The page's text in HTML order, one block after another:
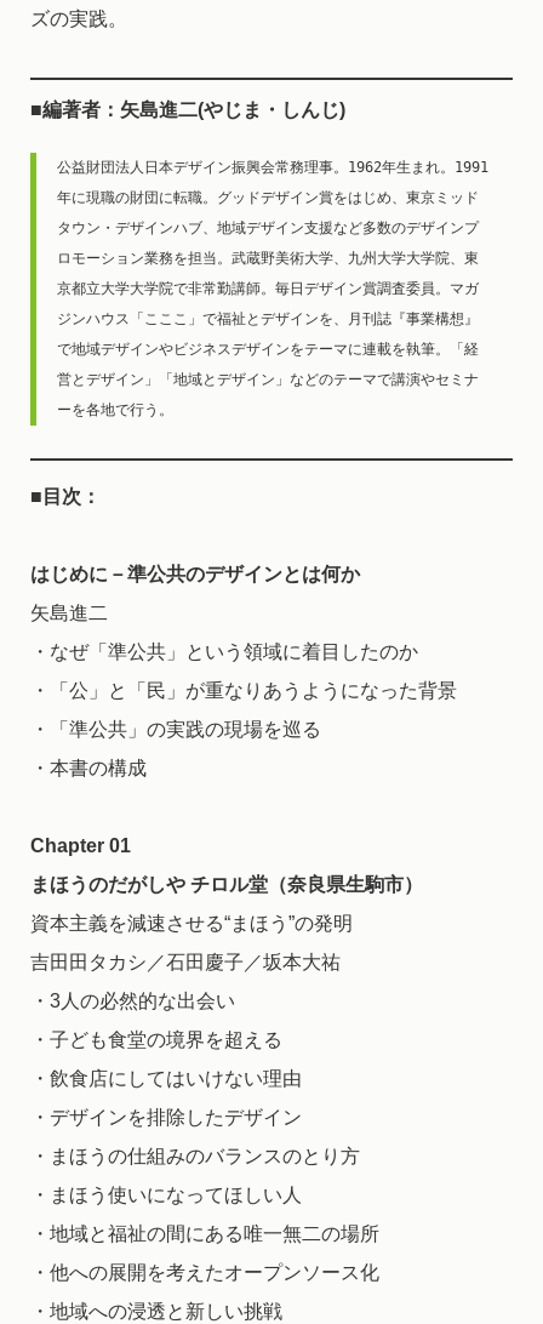
ズの実践。
■編著者：矢島進二(やじま・しんじ)
公益財団法人日本デザイン振興会常務理事。1962年生まれ。1991
年に現職の財団に転職。グッドデザイン賞をはじめ、東京ミッド
タウン・デザインハブ、地域デザイン支援など多数のデザインプ
ロモーション業務を担当。武蔵野美術大学、九州大学大学院、東
京都立大学大学院で非常勤講師。毎日デザイン賞調査委員。マガ
ジンハウス「こここ」で福祉とデザインを、月刊誌『事業構想』
で地域デザインやビジネスデザインをテーマに連載を執筆。「経
営とデザイン」「地域とデザイン」などのテーマで講演やセミナ
ーを各地で行う。
■目次：
はじめに－準公共のデザインとは何か
矢島進二
・なぜ「準公共」という領域に着目したのか
・「公」と「民」が重なりあうようになった背景
・「準公共」の実践の現場を巡る
・本書の構成
Chapter 01
まほうのだがしや チロル堂（奈良県生駒市）
資本主義を減速させる“まほう”の発明
吉田田タカシ／石田慶子／坂本大祐
・3人の必然的な出会い
・子ども食堂の境界を超える
・飲食店にしてはいけない理由
・デザインを排除したデザイン
・まほうの仕組みのバランスのとり方
・まほう使いになってほしい人
・地域と福祉の間にある唯一無二の場所
・他への展開を考えたオープンソース化
・地域への浸透と新しい挑戦